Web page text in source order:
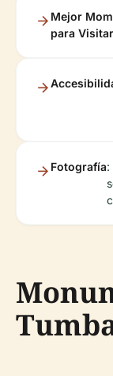
Mejor
para Visitar
Fotografía: